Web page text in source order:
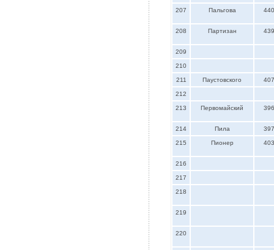
207 Пальгова
208 Партизан
209
210
211 Паустовского
212
213 Первомайский
214 Пила
215 Пионер
216
217
218
219
220